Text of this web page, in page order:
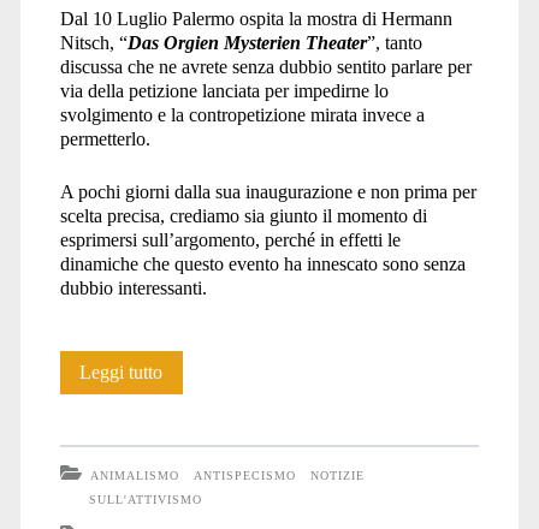
Dal 10 Luglio Palermo ospita la mostra di Hermann
Nitsch, “Das Orgien Mysterien Theater”, tanto
discussa che ne avrete senza dubbio sentito parlare per
via della petizione lanciata per impedirne lo
svolgimento e la contropetizione mirata invece a
permetterlo.
A pochi giorni dalla sua inaugurazione e non prima per
scelta precisa, crediamo sia giunto il momento di
esprimersi sull’argomento, perché in effetti le
dinamiche che questo evento ha innescato sono senza
dubbio interessanti.
Leggi tuttoProtesta
mostra
ANIMALISMO ANTISPECISMO
NOTIZIE
SULL'ATTIVISMO